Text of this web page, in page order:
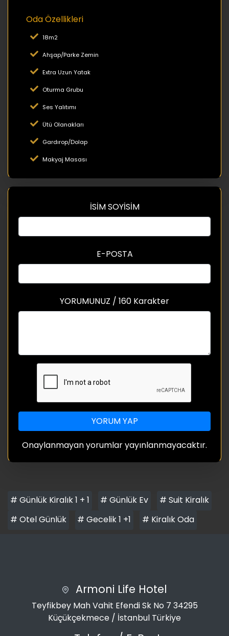
Oda Özellikleri
18m2
Ahşap/Parke Zemin
Extra Uzun Yatak
Oturma Grubu
Ses Yalıtımı
Ütü Olanakları
Gardırop/Dolap
Makyaj Masası
İSİM SOYİSİM
E-POSTA
YORUMUNUZ / 160 Karakter
YORUM YAP
Onaylanmayan yorumlar yayınlanmayacaktır.
# Günlük Kiralık 1 + 1 # Günlük Ev
# Suit Kiralık
# Otel Günlük
# Gecelik 1 +1 # Kiralık Oda
Armoni Life Hotel
Teyfikbey Mah Vahit Efendi Sk No 7 34295
Küçükçekmece / İstanbul Türkiye